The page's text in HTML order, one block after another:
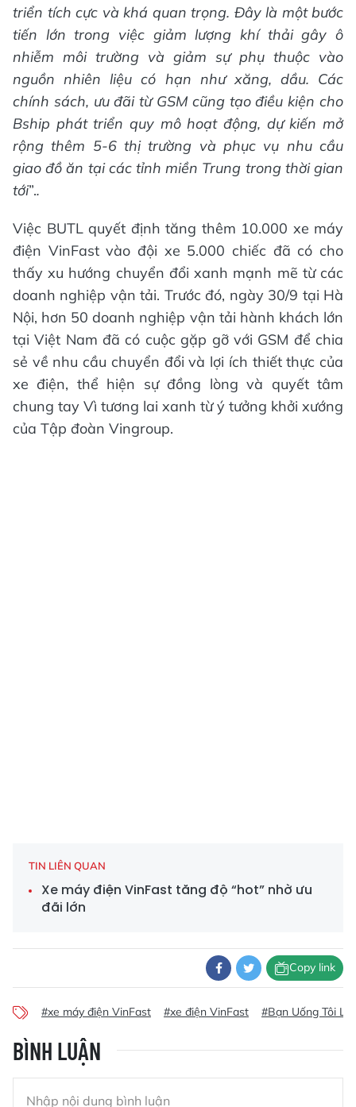
triển tích cực và khá quan trọng. Đây là một bước
tiến lớn trong việc giảm lượng khí thải gây ô
nhiễm môi trường và giảm sự phụ thuộc vào
nguồn nhiên liệu có hạn như xăng, dầu. Các
chính sách, ưu đãi từ GSM cũng tạo điều kiện cho
Bship phát triển quy mô hoạt động, dự kiến mở
rộng thêm 5-6 thị trường và phục vụ nhu cầu
giao đồ ăn tại các tỉnh miền Trung trong thời gian
tới”..
Việc BUTL quyết định tăng thêm 10.000 xe máy
điện VinFast vào đội xe 5.000 chiếc đã có cho
thấy xu hướng chuyển đổi xanh mạnh mẽ từ các
doanh nghiệp vận tải. Trước đó, ngày 30/9 tại Hà
Nội, hơn 50 doanh nghiệp vận tải hành khách lớn
tại Việt Nam đã có cuộc gặp gỡ với GSM để chia
sẻ về nhu cầu chuyển đổi và lợi ích thiết thực của
xe điện, thể hiện sự đồng lòng và quyết tâm
chung tay Vì tương lai xanh từ ý tưởng khởi xướng
của Tập đoàn Vingroup.
TIN LIÊN QUAN
Xe máy điện VinFast tăng độ “hot” nhờ ưu
đãi lớn
Copy link
#xe máy điện VinFast #xe điện VinFast #Bạn Uống Tôi Lái
BÌNH LUẬN